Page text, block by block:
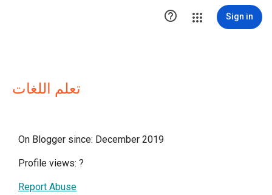
 Sign in
تعلم اللغات
On Blogger since: December 2019
Profile views: ?
Report Abuse